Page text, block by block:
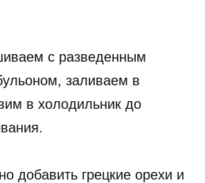
с разведенным
заливаем в
в холодильник до
добавить грецкие орехи и